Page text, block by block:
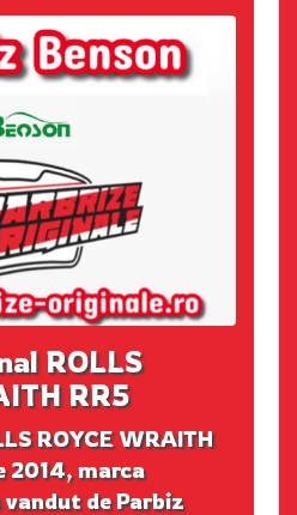
ROLLS
RR5
ROYCE WRAITH
2014, marca
vandut de Parbiz